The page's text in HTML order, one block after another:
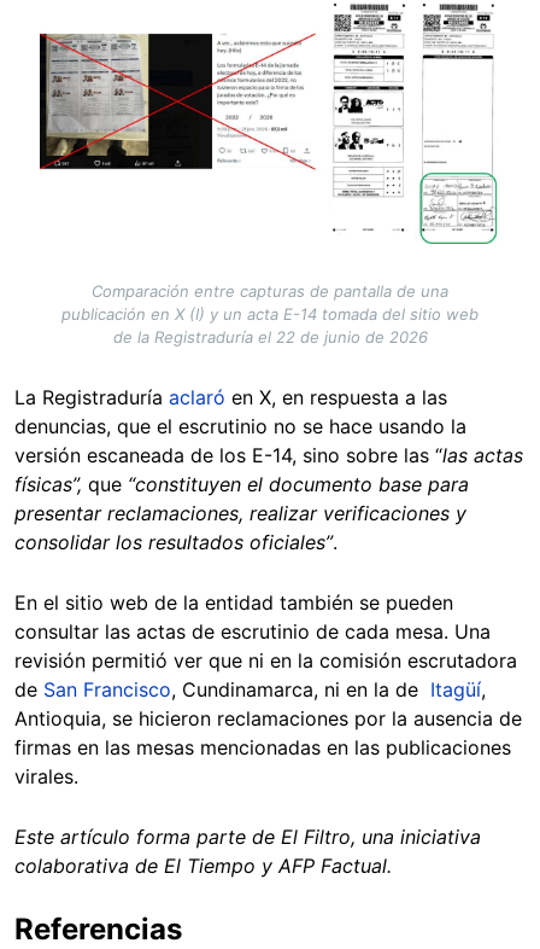
Comparación entre capturas de pantalla de una
publicación en X (I) y un acta E-14 tomada del sitio web
de la Registraduría el 22 de junio de 2026
La Registraduría aclaró en X, en respuesta a las
denuncias, que el escrutinio no se hace usando la
versión escaneada de los E-14, sino sobre las “las actas
físicas”, que “constituyen el documento base para
presentar reclamaciones, realizar verificaciones y
consolidar los resultados oficiales”.
En el sitio web de la entidad también se pueden
consultar las actas de escrutinio de cada mesa. Una
revisión permitió ver que ni en la comisión escrutadora
de San Francisco, Cundinamarca, ni en la de Itagüí,
Antioquia, se hicieron reclamaciones por la ausencia de
firmas en las mesas mencionadas en las publicaciones
virales.
Este artículo forma parte de El Filtro, una iniciativa
colaborativa de El Tiempo y AFP Factual.
Referencias